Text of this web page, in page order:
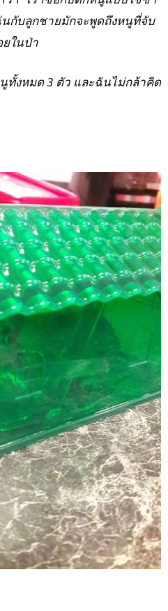
กับลูกชายมักจะพูดถึงหนูที่จับ
ในป่า
ทั้งหมด 3 ตัว และฉันไม่กล้าคิด